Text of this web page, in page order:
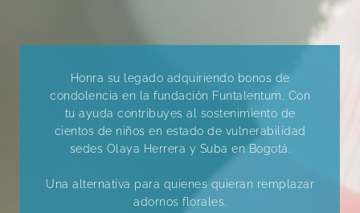
Honra su legado adquiriendo bonos de
condolencia en la fundación Funtalentum, Con
tu ayuda contribuyes al sostenimiento de
cientos de niños en estado de vulnerabilidad
sedes Olaya Herrera y Suba en Bogotá.
Una alternativa para quienes quieran remplazar
adornos florales.